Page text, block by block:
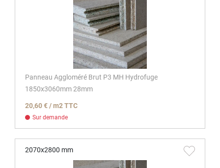
Panneau Aggloméré Brut P3 MH Hydrofuge
1850x3060mm 28mm
20,60 € / m2 TTC
Sur demande
2070x2800 mm